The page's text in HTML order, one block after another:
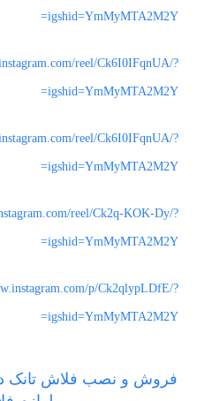
igshid=YmMyMTA2M2Y=
reel/Ck6I0IFqnUA/?
igshid=YmMyMTA2M2Y=
reel/Ck6I0IFqnUA/?
igshid=YmMyMTA2M2Y=
reel/Ck2q-KOK-Dy/?
igshid=YmMyMTA2M2Y=
p/Ck2qlypLDfE/?
igshid=YmMyMTA2M2Y=
فروش و نصب فلاش تانک